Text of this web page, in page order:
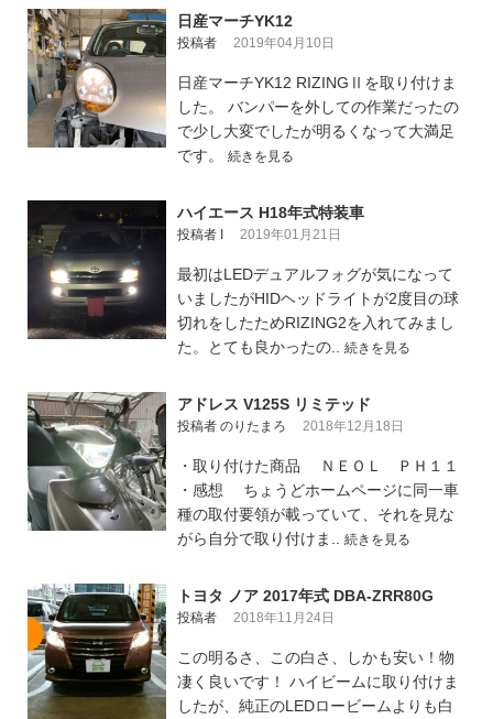
日産マーチYK12
投稿者 2019年04月10日
日産マーチYK12 RIZINGⅡを取り付けま
した。 バンパーを外しての作業だったの
で少し大変でしたが明るくなって大満足
です。 続きを見る
ハイエース H18年式特装車
投稿者 I 2019年01月21日
最初はLEDデュアルフォグが気になって
いましたがHIDヘッドライトが2度目の球
切れをしたためRIZING2を入れてみまし
た。とても良かったの.. 続きを見る
アドレス V125S リミテッド
投稿者 のりたまろ 2018年12月18日
・取り付けた商品 ＮＥＯＬ ＰＨ１１
・感想 ちょうどホームページに同一車
種の取付要領が載っていて、それを見な
がら自分で取り付けま.. 続きを見る
トヨタ ノア 2017年式 DBA-ZRR80G
投稿者 2018年11月24日
この明るさ、この白さ、しかも安い！物
凄く良いです！ ハイビームに取り付けま
したが、純正のLEDロービームよりも白